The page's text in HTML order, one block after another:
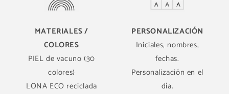
MATERIALES /
COLORES
PIEL de vacuno (30
colores)
LONA ECO reciclada
PERSONALIZACIÓN
Iniciales, nombres,
fechas.
Personalización en el
día.